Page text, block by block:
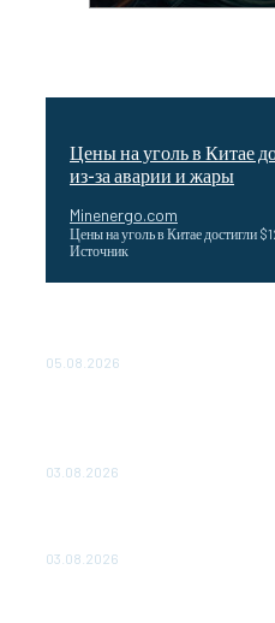
Цены на уголь в Китае
из-за аварии и жары
Minenergo.com
Цены на уголь в Китае достигли
Источник
05.08.2026
03.08.2026
03.08.2026